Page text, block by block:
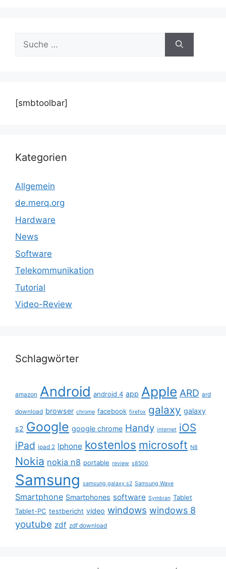
nach:
[smbtoolbar]
Kategorien
Allgemein
de.merq.org
Hardware
News
Software
Telekommunikation
Tutorial
Video-Review
Schlagwörter
amazon Android android 4 app Apple ARD ard
download browser chrome facebook firefox galaxy galaxy
s2 Google google chrome Handy internet iOS
iPad ipad 2 Iphone kostenlos microsoft N8
Nokia nokia n8 portable review s8500
Samsung samsung galaxy s2 Samsung Wave
Smartphone Smartphones software Symbian Tablet
Tablet-PC testbericht video windows windows 8
youtube zdf zdf download